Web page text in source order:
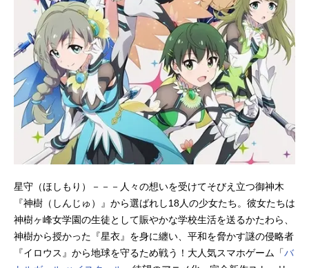
星守（ほしもり）－－－人々の想いを受けてそびえ立つ御神木
『神樹（しんじゅ）』から選ばれし18人の少女たち。彼女たちは
神樹ヶ峰女学園の生徒として賑やかな学校生活を送るかたわら、
神樹から授かった『星衣』を身に纏い、平和を脅かす謎の侵略者
『イロウス』から地球を守るため戦う！大人気スマホゲーム「バ